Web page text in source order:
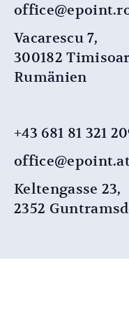
Vacarescu 7,
300182
Rumänien
+43 681 81 321
Keltengasse 23,
2352